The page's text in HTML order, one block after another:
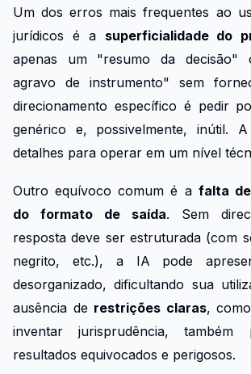
Um dos erros mais frequentes ao
jurídicos é a superficialidade do
apenas um "resumo da decisão"
agravo de instrumento" sem
direcionamento específico é pedir
genérico e, possivelmente, inútil.
detalhes para operar em um nível
Outro equívoco comum é a falta
do formato de saída. Sem
resposta deve ser estruturada (com
negrito, etc.), a IA pode
desorganizado, dificultando sua
ausência de restrições claras,
inventar jurisprudência,
resultados equivocados e perigosos.